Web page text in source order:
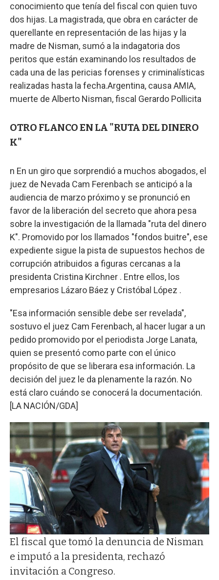
conocimiento que tenía del fiscal con quien tuvo
dos hijas. La magistrada, que obra en carácter de
querellante en representación de las hijas y la
madre de Nisman, sumó a la indagatoria dos
peritos que están examinando los resultados de
cada una de las pericias forenses y criminalísticas
realizadas hasta la fecha.Argentina, causa AMIA,
muerte de Alberto Nisman, fiscal Gerardo Pollicita
OTRO FLANCO EN LA "RUTA DEL DINERO
K"
n En un giro que sorprendió a muchos abogados, el
juez de Nevada Cam Ferenbach se anticipó a la
audiencia de marzo próximo y se pronunció en
favor de la liberación del secreto que ahora pesa
sobre la investigación de la llamada "ruta del dinero
K". Promovido por los llamados "fondos buitre", ese
expediente sigue la pista de supuestos hechos de
corrupción atribuidos a figuras cercanas a la
presidenta Cristina Kirchner . Entre ellos, los
empresarios Lázaro Báez y Cristóbal López .
"Esa información sensible debe ser revelada",
sostuvo el juez Cam Ferenbach, al hacer lugar a un
pedido promovido por el periodista Jorge Lanata,
quien se presentó como parte con el único
propósito de que se liberara esa información. La
decisión del juez le da plenamente la razón. No
está claro cuándo se conocerá la documentación.
[LA NACIÓN/GDA]
El fiscal que tomó la denuncia de Nisman
e imputó a la presidenta, rechazó
invitación a Congreso.